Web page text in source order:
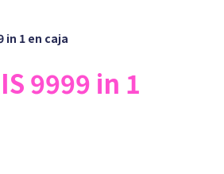
in 1 en caja
9999 in 1